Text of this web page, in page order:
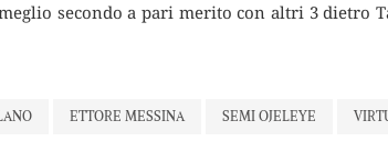
secondo a pari merito con altri 3 dietro
ETTORE MESSINA SEMI OJELEYE